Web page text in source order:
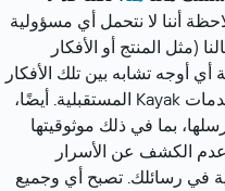
أننا لا نتحمل أي مسؤولية
(مثل المنتج أو الأفكار
أوجه تشابه بين تلك الأفكار
والمواد التي قد تظهر في منتجات أو خدمات Kayak المستقبلية. أيضًا،
بما في ذلك موثوقيتها
الكشف عن الأسرار
في رسائلك. تصبح أي وجميع